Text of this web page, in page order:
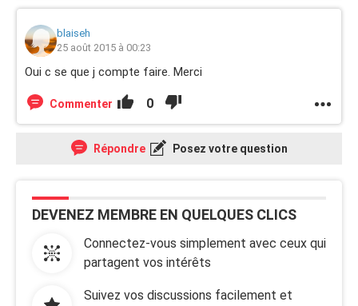
blaiseh
25 août 2015 à 00:23
Oui c se que j compte faire. Merci
Commenter 0
Répondre Posez votre question
DEVENEZ MEMBRE EN QUELQUES CLICS
Connectez-vous simplement avec ceux qui
partagent vos intérêts
Suivez vos discussions facilement et